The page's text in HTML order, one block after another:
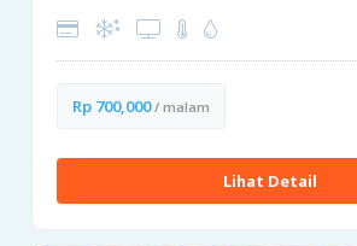
Rp 700,000/ malam
Lihat Detail